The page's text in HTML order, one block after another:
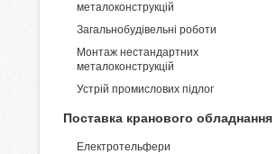
металоконструкцій
Загальнобудівельні роботи
Монтаж нестандартних
металоконструкцій
Устрій промислових підлог
Поставка кранового обладнання
Електротельфери